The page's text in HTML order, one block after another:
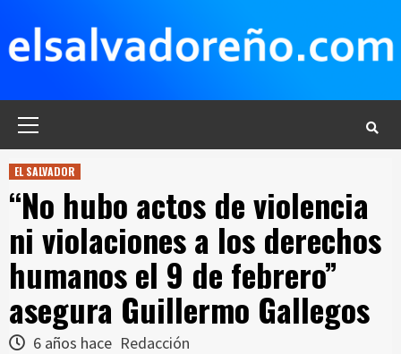
contenido
EL SALVADOR
“No hubo actos de violencia
ni violaciones a los derechos
humanos el 9 de febrero”
asegura Guillermo Gallegos
6 años hace Redacción